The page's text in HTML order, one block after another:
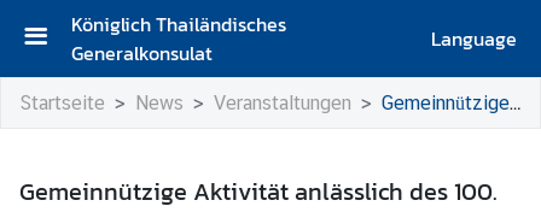
Königlich Thailändisches
Generalkonsulat
Language
S
t
t
Startseite News Veranstaltungen Gemeinnützige Aktivität anlässlich des 100. Geburtstages Seiner Majestät König Ananda Mahidol Phra Atthama Ramathibodin am 20. September 2025
Gemeinnützige Aktivität anlässlich des 100.